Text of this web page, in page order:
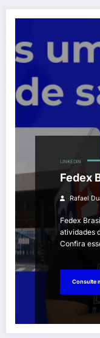
LINKEDIN
Fedex
Rafael
Fedex
atividades
Confira
Consulte